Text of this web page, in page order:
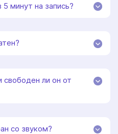
5 минут на запись?
свободен ли он от
со звуком?